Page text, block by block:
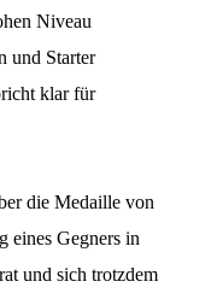
Niveau
und Starter
klar für
die Medaille von
eines Gegners in
und sich trotzdem